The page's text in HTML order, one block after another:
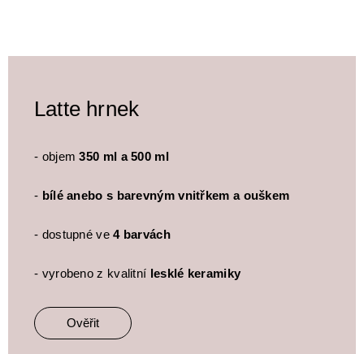
Latte hrnek
- objem350 ml a 500 ml
- bílé anebo s barevným vnitřkem a ouškem
- dostupné ve4 barvách
- vyrobeno z kvalitní lesklé keramiky
Ověřit